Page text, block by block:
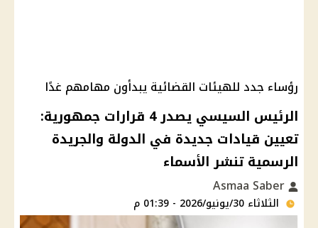
رؤساء جدد للهيئات القضائية يبدأون مهامهم غدًا
الرئيس السيسي يصدر 4 قرارات جمهورية:
تعيين قيادات جديدة في الدولة والجريدة
الرسمية تنشر الأسماء
الثلاثاء 30/يونيو/2026 - 01:39 م